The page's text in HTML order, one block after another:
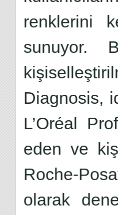
renklerini
sunuyor.
Diagnosis,
L’Oréal
eden ve
Roche-
olarak